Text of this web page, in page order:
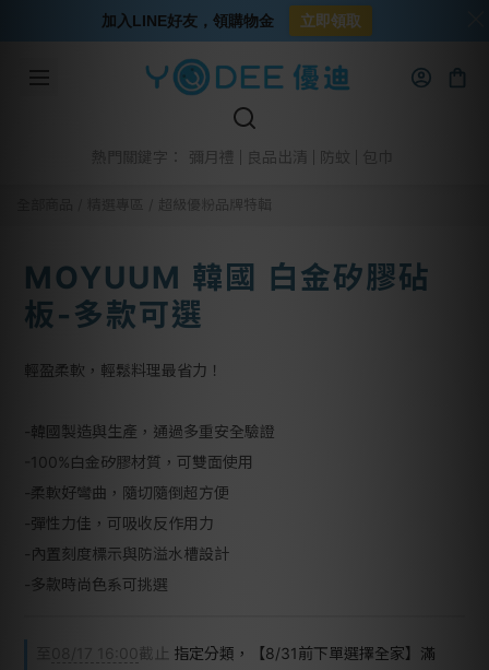
熱門關鍵字： 彌月禮 良品出清 防蚊
超級優粉品牌特輯
MOYUUM 韓國 白金矽膠砧
板-多款可選
輕盈柔軟，輕鬆料理最省力！
-韓國製造與生產，通過多重安全驗證
-100%白金矽膠材質，可雙面使用
-柔軟好彎曲，隨切隨倒超方便
-彈性力佳，可吸收反作用力
-內置刻度標示與防溢水槽設計
-多款時尚色系可挑選
08/17 16:00截止 指定分類，【8/31前下單選擇全家】滿
加入LINE好友，領購物金 立即領取